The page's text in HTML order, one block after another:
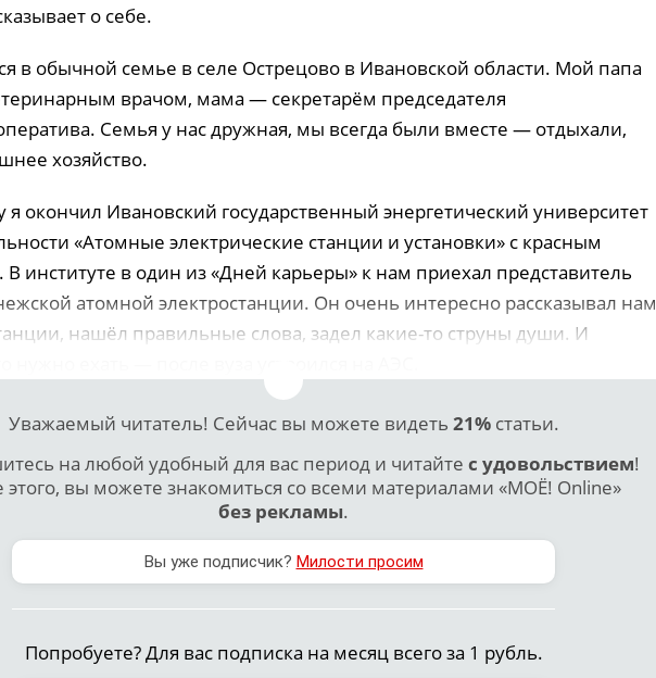
о себе.
в обычной семье в селе Острецово в Ивановской области. Мой папа
врачом, мама — секретарём председателя
Семья у нас дружная, мы всегда были вместе — отдыхали,
хозяйство.
я окончил Ивановский государственный энергетический университет
«Атомные электрические станции и установки» с красным
институте в один из «Дней карьеры» к нам приехал представитель
атомной электростанции. Он очень интересно рассказывал нам
нашёл правильные слова, задел какие-то струны души. И
Уважаемый читатель! Сейчас вы можете видеть 21%статьи.
на любой удобный для вас период и читайте с удовольствием!
этого, вы можете знакомиться со всеми материалами «МОЁ! Online»
без рекламы.
Вы уже подписчик? Милости просим
Попробуете? Для вас подписка на месяц всего за 1 рубль.